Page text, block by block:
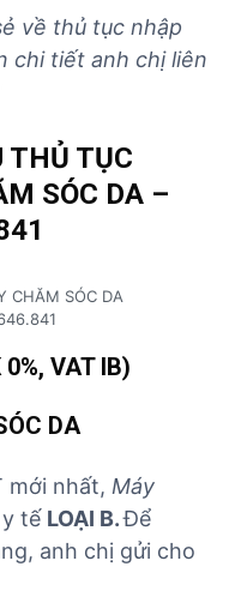
về thủ tục nhập
chi tiết anh chị liên
THỦ TỤC
SÓC DA –
CHĂM SÓC DA
0%, VAT IB)
DA
mới nhất, Máy
tế LOẠI B.Để
anh chị gửi cho